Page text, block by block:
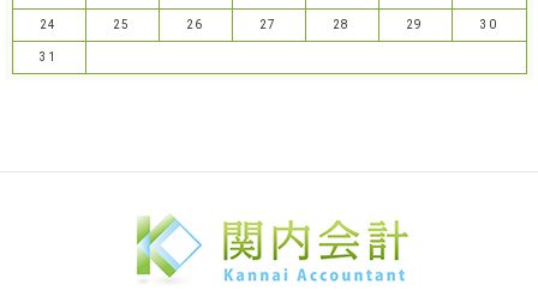
24 25 26 27 28 29 30
31